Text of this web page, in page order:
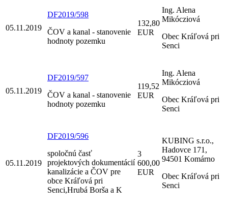
05.11.2019
DF2019/598
ČOV a kanal - stanovenie
hodnoty pozemku
132,80
EUR
Ing. Alena
Mikócziová
Obec Kráľová pri
Senci
05.11.2019
DF2019/597
ČOV a kanal - stanovenie
hodnoty pozemku
119,52
EUR
Ing. Alena
Mikócziová
Obec Kráľová pri
Senci
05.11.2019
DF2019/596
spoločnú časť
projektových dokumentácií
kanalizácie a ČOV pre
obce Kráľová pri
Senci,Hrubá Borša a K
3
600,00
EUR
KUBING s.r.o.,
Hadovce 171,
94501 Komárno
Obec Kráľová pri
Senci